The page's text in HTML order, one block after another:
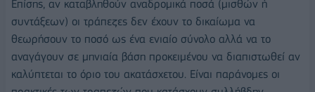
Επίσης, αν καταβληθούν αναδρομικά ποσά (μισθών ή
συντάξεων) οι τράπεζες δεν έχουν το δικαίωμα να
θεωρήσουν το ποσό ως ένα ενιαίο σύνολο αλλά να το
αναγάγουν σε μηνιαία βάση προκειμένου να διαπιστωθεί αν
καλύπτεται το όριο του ακατάσχετου. Είναι παράνομες οι